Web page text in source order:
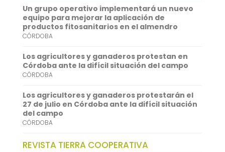
p
p
d
I
n
Un grupo operativo implementará un nuevo
equipo para mejorar la aplicación de
productos fitosanitarios en el almendro
CÓRDOBA
Los agricultores y ganaderos protestan en
Córdoba ante la difícil situación del campo
CÓRDOBA
Los agricultores y ganaderos protestarán el
27 de julio en Córdoba ante la difícil situación
del campo
CÓRDOBA
REVISTA TIERRA COOPERATIVA